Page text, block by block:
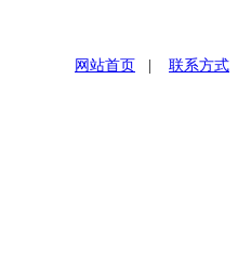
网站首页 联系方式